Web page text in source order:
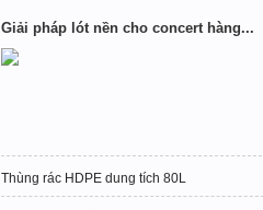
Giải pháp lót nền cho concert hàng...
Thùng rác HDPE dung tích 80L